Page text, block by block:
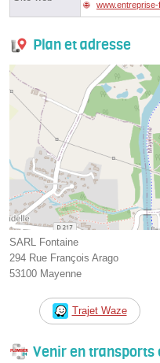
Plan et adresse
SARL Fontaine
294 Rue François Arago
53100 Mayenne
Trajet Waze
Venir en transports